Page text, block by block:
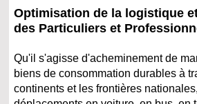
Optimisation de la logistique
des Particuliers et
Qu'il s'agisse d'acheminement de
biens de consommation durables à
continents et les frontières